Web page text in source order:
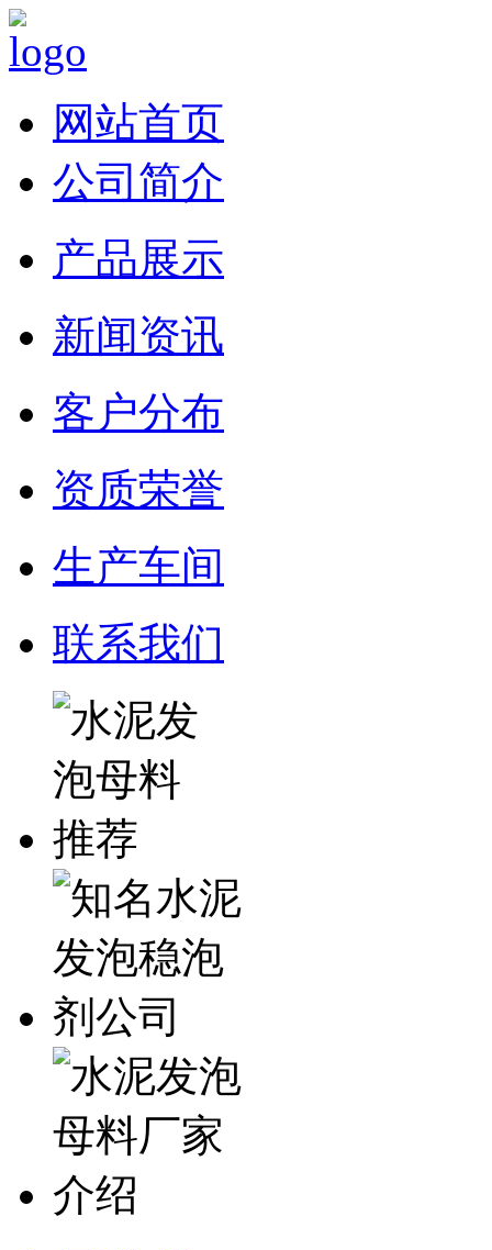
网站首页
公司简介
产品展示
新闻资讯
客户分布
资质荣誉
生产车间
联系我们